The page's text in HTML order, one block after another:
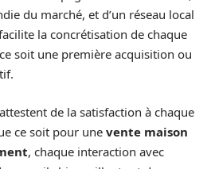
du marché, et d’un réseau local
la concrétisation de chaque
soit une première acquisition ou
de la satisfaction à chaque
ce soit pour une vente maison
, chaque interaction avec